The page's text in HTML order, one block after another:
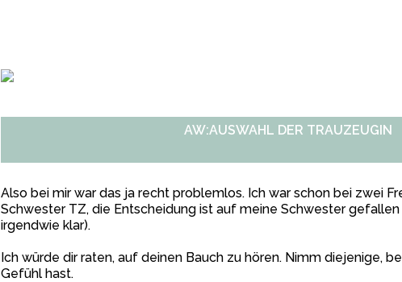
AW:AUSWAHL DER TRAUZEUGIN
Also bei mir war das ja recht problemlos. Ich war schon bei zwei
Schwester TZ, die Entscheidung ist auf meine Schwester
irgendwie klar).
Ich würde dir raten, auf deinen Bauch zu hören. Nimm diejenige,
Gefühl hast.